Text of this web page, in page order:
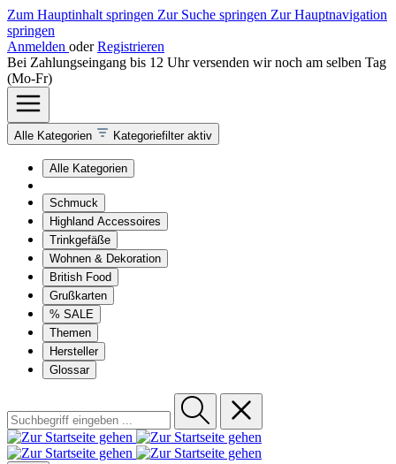
Zum Hauptinhalt springen Zur Suche springen Zur Hauptnavigation
springen
Anmelden oder Registrieren
Bei Zahlungseingang bis 12 Uhr versenden wir noch am selben Tag
(Mo-Fr)
Alle Kategorien Kategoriefilter aktiv
Alle Kategorien
Schmuck
Highland Accessoires
Trinkgefäße
Wohnen & Dekoration
British Food
Grußkarten
% SALE
Themen
Hersteller
Glossar